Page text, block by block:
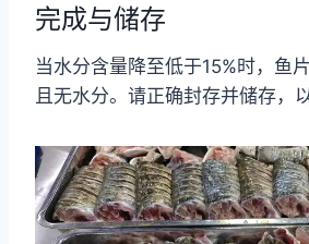
完成与储存
当水分含量降至低于15%时，鱼
且无水分。请正确封存并储存，